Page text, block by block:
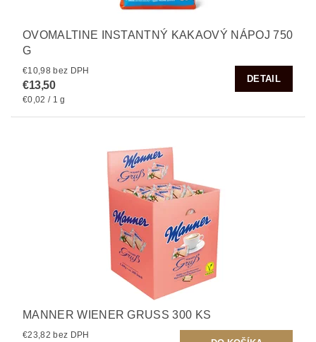
OVOMALTINE INSTANTNÝ KAKAOVÝ NÁPOJ 750
G
€10,98 bez DPH
€13,50
€0,02 / 1 g
DETAIL
MANNER WIENER GRUSS 300 KS
€23,82 bez DPH